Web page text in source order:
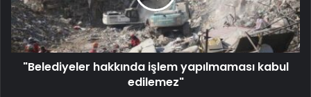
"Belediyeler hakkında işlem yapılmaması kabul
edilemez"